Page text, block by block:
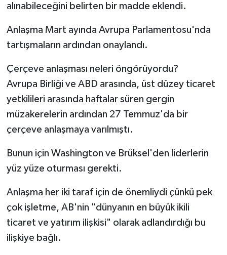
alınabileceğini belirten bir madde eklendi.
Anlaşma Mart ayında Avrupa Parlamentosu'nda
tartışmaların ardından onaylandı.
Çerçeve anlaşması neleri öngörüyordu?
Avrupa Birliği ve ABD arasında, üst düzey ticaret
yetkilileri arasında haftalar süren gergin
müzakerelerin ardından 27 Temmuz'da bir
çerçeve anlaşmaya varılmıştı.
Bunun için Washington ve Brüksel'den liderlerin
yüz yüze oturması gerekti.
Anlaşma her iki taraf için de önemliydi çünkü pek
çok işletme, AB'nin "dünyanın en büyük ikili
ticaret ve yatırım ilişkisi" olarak adlandırdığı bu
ilişkiye bağlı.